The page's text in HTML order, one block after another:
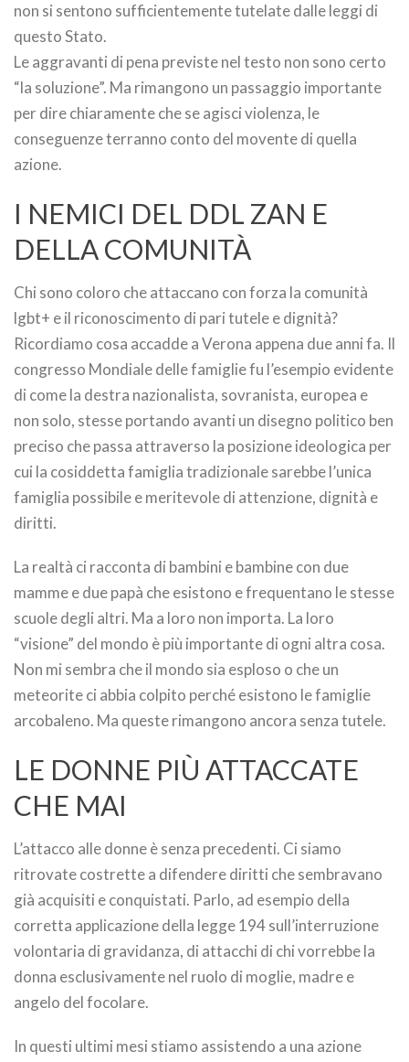
non si sentono sufficientemente tutelate dalle leggi di
questo Stato.
Le aggravanti di pena previste nel testo non sono certo
“la soluzione”. Ma rimangono un passaggio importante
per dire chiaramente che se agisci violenza, le
conseguenze terranno conto del movente di quella
azione.
I NEMICI DEL DDL ZAN E
DELLA COMUNITÀ
Chi sono coloro che attaccano con forza la comunità
lgbt+ e il riconoscimento di pari tutele e dignità?
Ricordiamo cosa accadde a Verona appena due anni fa. Il
congresso Mondiale delle famiglie fu l’esempio evidente
di come la destra nazionalista, sovranista, europea e
non solo, stesse portando avanti un disegno politico ben
preciso che passa attraverso la posizione ideologica per
cui la cosiddetta famiglia tradizionale sarebbe l’unica
famiglia possibile e meritevole di attenzione, dignità e
diritti.
La realtà ci racconta di bambini e bambine con due
mamme e due papà che esistono e frequentano le stesse
scuole degli altri. Ma a loro non importa. La loro
“visione” del mondo è più importante di ogni altra cosa.
Non mi sembra che il mondo sia esploso o che un
meteorite ci abbia colpito perché esistono le famiglie
arcobaleno. Ma queste rimangono ancora senza tutele.
LE DONNE PIÙ ATTACCATE
CHE MAI
L’attacco alle donne è senza precedenti. Ci siamo
ritrovate costrette a difendere diritti che sembravano
già acquisiti e conquistati. Parlo, ad esempio della
corretta applicazione della legge 194 sull’interruzione
volontaria di gravidanza, di attacchi di chi vorrebbe la
donna esclusivamente nel ruolo di moglie, madre e
angelo del focolare.
In questi ultimi mesi stiamo assistendo a una azione